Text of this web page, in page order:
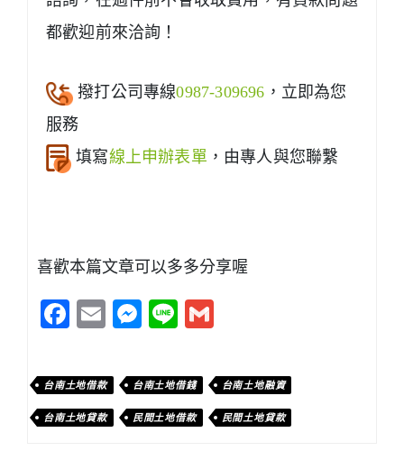
都歡迎前來洽詢！
撥打公司專線0987-309696 ，立即為您
服務
填寫線上申辦表單 ，由專人與您聯繫
喜歡本篇文章可以多多分享喔
Facebook
EmailMessenger
Line
台南土地借款 台南土地借錢 台南土地融資
台南土地貸款 民間土地借款 民間土地貸款